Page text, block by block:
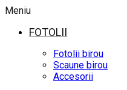
Meniu
FOTOLII
Fotolii birou
Scaune birou
Accesorii